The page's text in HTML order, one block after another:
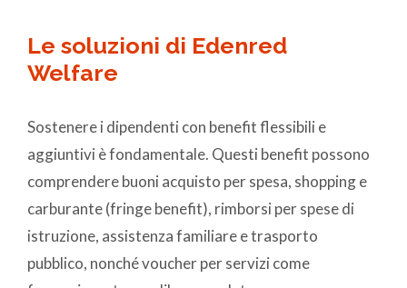
Le soluzioni di Edenred
Welfare
Sostenere i dipendenti con benefit flessibili e
aggiuntivi è fondamentale. Questi benefit possono
comprendere buoni acquisto per spesa, shopping e
carburante (fringe benefit), rimborsi per spese di
istruzione, assistenza familiare e trasporto
pubblico, nonché voucher per servizi come